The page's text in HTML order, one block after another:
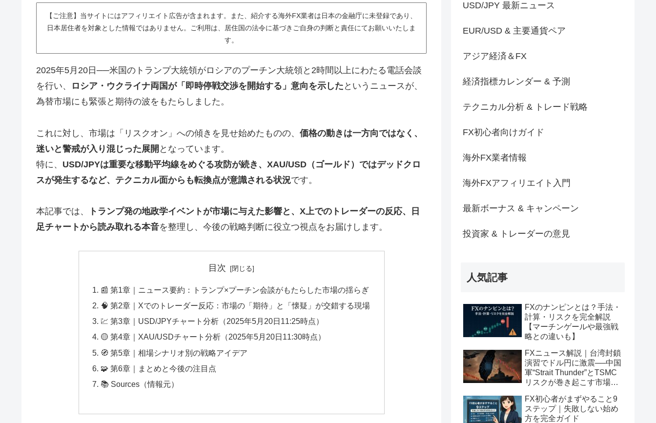
【ご注意】当サイトにはアフィリエイト広告が含まれます。また、紹介する海外FX業者は日本の金融庁に未登録であり、
日本居住者を対象とした情報ではありません。ご利用は、居住国の法令に基づきご自身の判断と責任にてお願いいたしま
す。
2025年5月20日──米国のトランプ大統領がロシアのプーチン大統領と2時間以上にわたる電話会談
を行い、
ロシア・ウクライナ両国が「即時停戦交渉を開始する」意向を示した というニュースが、
為替市場にも緊張と期待の波をもたらしました。
これに対し、市場は「リスクオン」への傾きを見せ始めたものの、 価格の動きは一方向ではなく、
迷いと警戒が入り混じった展開 となっています。
特に、 USD/JPYは重要な移動平均線をめぐる攻防が続き、XAU/USD（ゴールド）ではデッドクロ
スが発生するなど、テクニカル面からも転換点が意識される状況です。
本記事では、
トランプ発の地政学イベントが市場に与えた影響と、X上でのトレーダーの反応、日
足チャートから読み取れる本音を整理し、今後の戦略判断に役立つ視点をお届けします。
目次
📰 第1章｜ニュース要約：トランプ×プーチン会談がもたらした市場の揺らぎ
🧠 第2章｜Xでのトレーダー反応：市場の「期待」と「懐疑」が交錯する現場
💹 第3章｜USD/JPYチャート分析（2025年5月20日11:25時点）
🟡 第4章｜XAU/USDチャート分析（2025年5月20日11:30時点）
🧭 第5章｜相場シナリオ別の戦略アイデア
🧩 第6章｜まとめと今後の注目点
📚 Sources（情報元）
USD/JPY 最新ニュース
EUR/USD & 主要通貨ペア
アジア経済＆FX
経済指標カレンダー & 予測
テクニカル分析 & トレード戦略
FX初心者向けガイド
海外FX業者情報
海外FXアフィリエイト入門
最新ボーナス & キャンペーン
投資家 & トレーダーの意見
人気記事
FXのナンピンとは？手法・
計算・リスクを完全解説
【マーチンゲールや最強戦
略との違いも】
FXニュース解説｜台湾封鎖
演習でドル円に激震──中国
軍“Strait Thunder”とTSMC
リスクが巻き起こす市場の
FX初心者がまずやること9
ステップ｜失敗しない始め
方を完全ガイド